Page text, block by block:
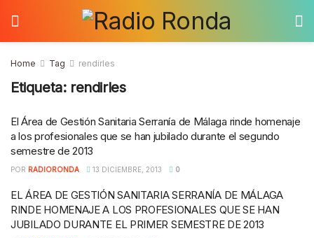
Home Tag rendirles
Etiqueta: rendirles
El Área de Gestión Sanitaria Serranía de Málaga rinde homenaje
a los profesionales que se han jubilado durante el segundo
semestre de 2013
POR RADIORONDA 13 DICIEMBRE, 2013 0
EL ÁREA DE GESTIÓN SANITARIA SERRANÍA DE MÁLAGA
RINDE HOMENAJE A LOS PROFESIONALES QUE SE HAN
JUBILADO DURANTE EL PRIMER SEMESTRE DE 2013